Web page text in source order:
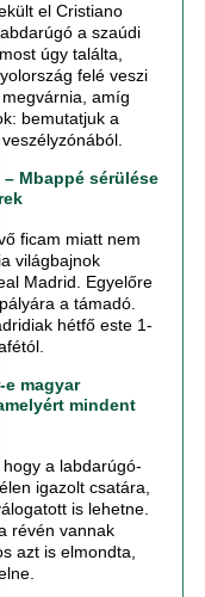
el Cristiano
a szaúdi
úgy találta,
felé veszi
amíg
bemutatjuk a
Mbappé sérülése
ficam miatt nem
világbajnok
Madrid. Egyelőre
a támadó.
hétfő este 1-
e magyar
mindent
a labdarúgó-
igazolt csatára,
is lehetne.
révén vannak
azt is elmondta,